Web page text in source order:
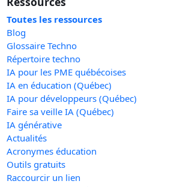
Toutes les ressources
Blog
Glossaire Techno
Répertoire techno
IA pour les PME québécoises
IA en éducation (Québec)
IA pour développeurs (Québec)
Faire sa veille IA (Québec)
IA générative
Actualités
Acronymes éducation
Outils gratuits
Raccourcir un lien